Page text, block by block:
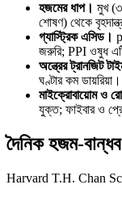
হজমের ধাপ। মুখ
শোষণ) থেকে
গ্যাস্ট্রিক এসিড।
জরুরি; PPI ওষুধ
অন্ত্রের ট্রানজিট
ঘণ্টার কম ডায়রিয়া।
মাইক্রোবায়োম ও
যুক্ত; ফাইবার ও
দৈনিক হজম-
Harvard T.H. Chan